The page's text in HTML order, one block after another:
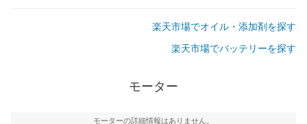
楽天市場でオイル・添加剤を探す
楽天市場でバッテリーを探す
モーター
モーターの詳細情報はありません。